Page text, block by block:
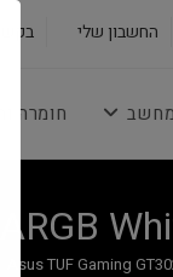
החשבון שלי
מחשב חומרה
Asus TUF Gaming